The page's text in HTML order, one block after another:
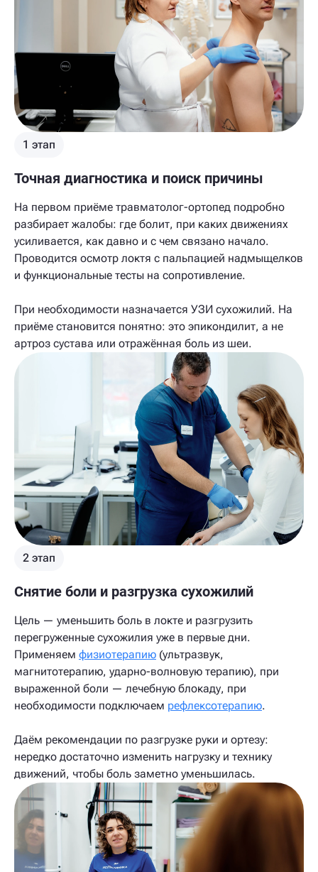
1 этап
Точная диагностика и поиск причины
На первом приёме травматолог-ортопед подробно
разбирает жалобы: где болит, при каких движениях
усиливается, как давно и с чем связано начало.
Проводится осмотр локтя с пальпацией надмыщелков
и функциональные тесты на сопротивление.
При необходимости назначается УЗИ сухожилий. На
приёме становится понятно: это эпикондилит, а не
артроз сустава или отражённая боль из шеи.
2 этап
Снятие боли и разгрузка сухожилий
Цель — уменьшить боль в локте и разгрузить
перегруженные сухожилия уже в первые дни.
Применяем физиотерапию (ультразвук,
магнитотерапию, ударно-волновую терапию), при
выраженной боли — лечебную блокаду, при
необходимости подключаем рефлексотерапию.
Даём рекомендации по разгрузке руки и ортезу:
нередко достаточно изменить нагрузку и технику
движений, чтобы боль заметно уменьшилась.